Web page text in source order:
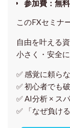
参加費： 無
このFXセミナ
自由を叶える
小さく・安全
✅ 感覚に頼ら
✅ 初心者でも
✅ AI分析 × ス
✅ 「なぜ負け